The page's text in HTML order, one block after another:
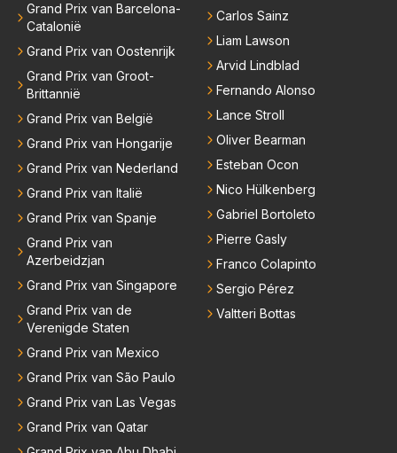
Grand Prix van Barcelona-
Catalonië
Grand Prix van Oostenrijk
Grand Prix van Groot-
Brittannië
Grand Prix van België
Grand Prix van Hongarije
Grand Prix van Nederland
Grand Prix van Italië
Grand Prix van Spanje
Grand Prix van
Azerbeidzjan
Grand Prix van Singapore
Grand Prix van de
Verenigde Staten
Grand Prix van Mexico
Grand Prix van São Paulo
Grand Prix van Las Vegas
Grand Prix van Qatar
Carlos Sainz
Liam Lawson
Arvid Lindblad
Fernando Alonso
Lance Stroll
Oliver Bearman
Esteban Ocon
Nico Hülkenberg
Gabriel Bortoleto
Pierre Gasly
Franco Colapinto
Sergio Pérez
Valtteri Bottas